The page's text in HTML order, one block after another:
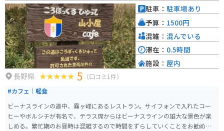
めるエリアです。 売店ではソフトクリームやじゃがバター、五平餅など地元
グルメを味わえ、広い駐車場も完備。ただし大型連休には満車になるほどの
人気スポットです。
長野県 5 （口コミ1件）
#カフェ｜軽食
ビーナスラインの道中、霧ヶ峰にあるレストラン。サイフォンで入れたコー
ヒーやボルシチが有名で、テラス席からはビーナスラインの雄大な景色が楽
しめる。繁忙期のお昼時は混雑するので時間をずらしていくことをお勧めす
駐車： 駐車場あり
予算： 1500円
混雑： 混んでいる
滞在： 0.5時間
施設： 屋内